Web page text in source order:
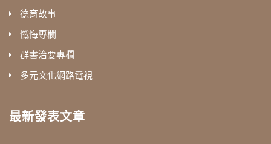
德育故事
懺悔專欄
群書治要專欄
多元文化網路電視
最新發表文章